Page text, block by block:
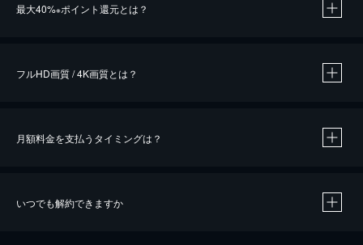
最大40%※ポイント還元とは？
※40％ポイント還元の対象は、クレジットカード決済による作品の購入 / レンタルです。
フルHD画質 / 4K画質とは？
月額料金を支払うタイミングは？
いつでも解約できますか